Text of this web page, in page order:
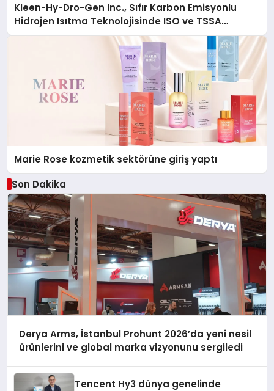
Kleen-Hy-Dro-Gen Inc., Sıfır Karbon Emisyonlu
Hidrojen Isıtma Teknolojisinde ISO ve TSSA
Düzenleyici Onaylarını Aldı
Marie Rose kozmetik sektörüne giriş yaptı
Son Dakika
Derya Arms, İstanbul Prohunt 2026’da yeni nesil
ürünlerini ve global marka vizyonunu sergiledi
Tencent Hy3 dünya genelinde